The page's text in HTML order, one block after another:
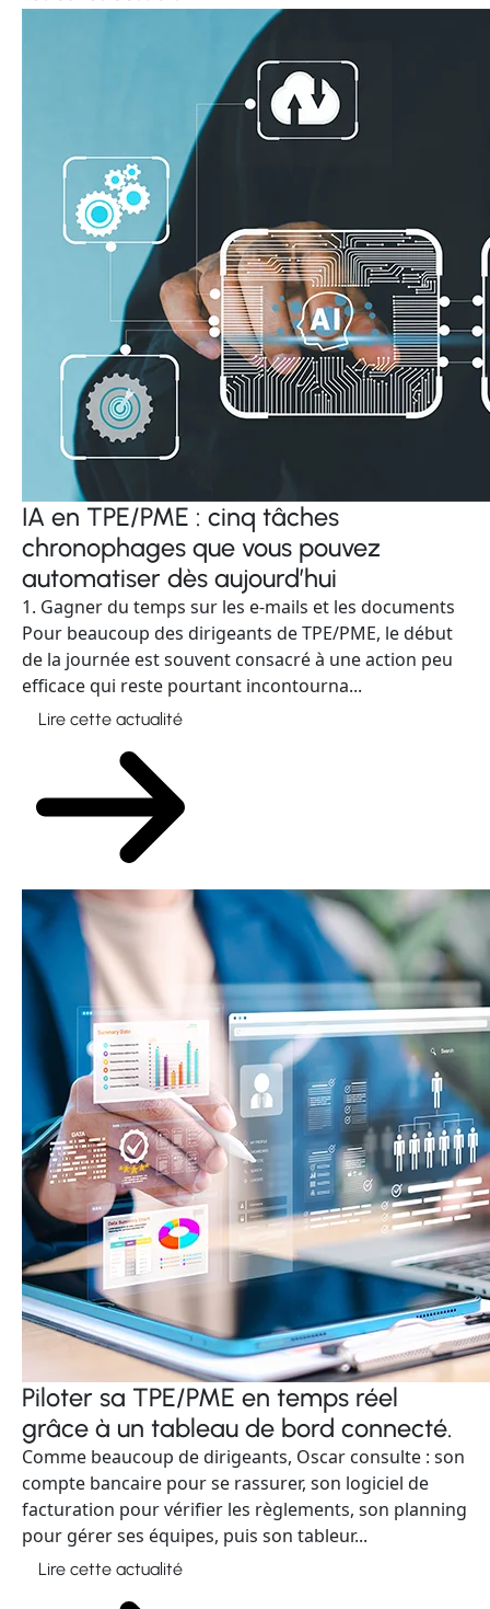
IA en TPE/PME : cinq tâches
chronophages que vous pouvez
automatiser dès aujourd’hui
1. Gagner du temps sur les e-mails et les documents
Pour beaucoup des dirigeants de TPE/PME, le début
de la journée est souvent consacré à une action peu
efficace qui reste pourtant incontourna...
Lire cette actualité
Piloter sa TPE/PME en temps réel
grâce à un tableau de bord connecté.
Comme beaucoup de dirigeants, Oscar consulte : son
compte bancaire pour se rassurer, son logiciel de
facturation pour vérifier les règlements, son planning
pour gérer ses équipes, puis son tableur...
Lire cette actualité